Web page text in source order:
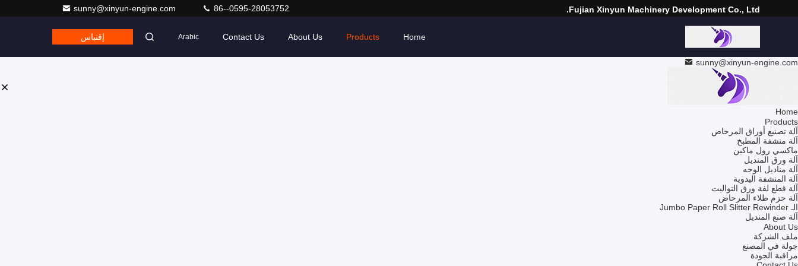
Fujian Xinyun Machinery Development Co., Ltd.
sunny@xinyun-engine.com 86--0595-28053752
Home
Products
About Us
Contact Us
Arabic إقتباس
sunny@xinyun-engine.com
Home
Products
آلة تصنيع أوراق المرحاض
آلة منشفة المطبخ
ماكسي رول ماكين
آلة ورق المنديل
آلة مناديل الوجه
آلة المنشفة اليدوية
آلة قطع لفة ورق التواليت
آلة حزم طلاء المرحاض
الـ Jumbo Paper Roll Slitter Rewinder
آلة صنع المنديل
About Us
ملف الشركة
جولة في المصنع
مراقبة الجودة